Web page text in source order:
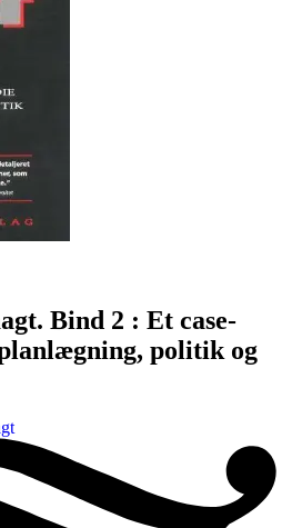
Bind 2 : Et case-
politik og